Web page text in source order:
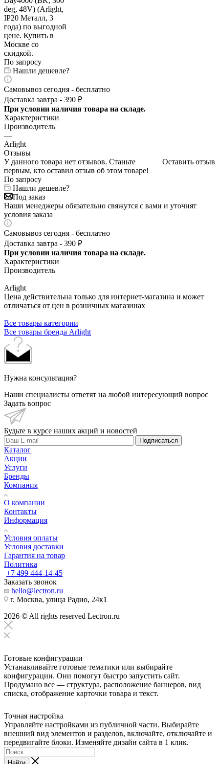
По запросу
Нашли дешевле?
Самовывоз сегодня - бесплатно
Доставка завтра - 390 ₽
При условии наличия товара на складе.
Характеристики
Производитель
—
Arlight
Отзывы
Оставить отзыв
У данного товара нет отзывов. Станьте
первым, кто оставил отзыв об этом товаре!
По запросу
Нашли дешевле?
Под заказ
Наши менеджеры обязательно свяжутся с вами и уточнят
условия заказа
Самовывоз сегодня - бесплатно
Доставка завтра - 390 ₽
При условии наличия товара на складе.
Характеристики
Производитель
—
Arlight
Цена действительна только для интернет-магазина и может
отличаться от цен в розничных магазинах
Все товары категории
Все товары бренда Arlight
Нужна консультация?
Наши специалисты ответят на любой интересующий вопрос
Задать вопрос
Будьте в курсе наших акций и новостей
Подписаться
Каталог
Акции
Услуги
Бренды
Компания
О компании
Контакты
Информация
Условия оплаты
Условия доставки
Гарантия на товар
Политика
+7 499 444-14-45
Заказать звонок
hello@lectron.ru
г. Москва, улица Радио, 24к1
2026 © All rights reserved Lectron.ru
Готовые конфигурации
Устанавливайте готовые тематики или выбирайте
конфигурации. Они помогут быстро запустить сайт.
Продумано все — структура, расположение баннеров, вид
списка, отображение карточки товара и текст.
Точная настройка
Управляйте настройками из публичной части. Выбирайте
внешний вид элементов и разделов, включайте, отключайте и
передвигайте блоки. Изменяйте дизайн сайта в 1 клик.